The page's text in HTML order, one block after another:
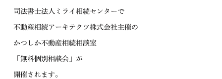
司法書士法人ミライ相続センターで
不動産相続アーキテクツ株式会社主催の
かつしか不動産相続相談室
「無料個別相談会」が
開催されます。